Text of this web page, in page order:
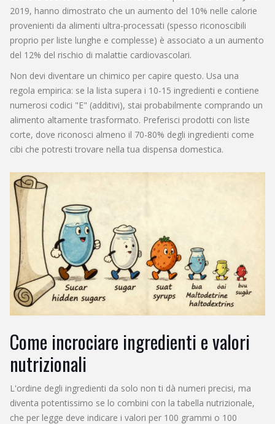
2019, hanno dimostrato che un aumento del 10% nelle calorie
provenienti da alimenti ultra-processati (spesso riconoscibili
proprio per liste lunghe e complesse) è associato a un aumento
del 12% del rischio di malattie cardiovascolari.
Non devi diventare un chimico per capire questo. Usa una
regola empirica: se la lista supera i 10-15 ingredienti e contiene
numerosi codici "E" (additivi), stai probabilmente comprando un
alimento altamente trasformato. Preferisci prodotti con liste
corte, dove riconosci almeno il 70-80% degli ingredienti come
cibi che potresti trovare nella tua dispensa domestica.
Come incrociare ingredienti e valori
nutrizionali
L'ordine degli ingredienti da solo non ti dà numeri precisi, ma
diventa potentissimo se lo combini con la tabella nutrizionale,
che per legge deve indicare i valori per 100 grammi o 100